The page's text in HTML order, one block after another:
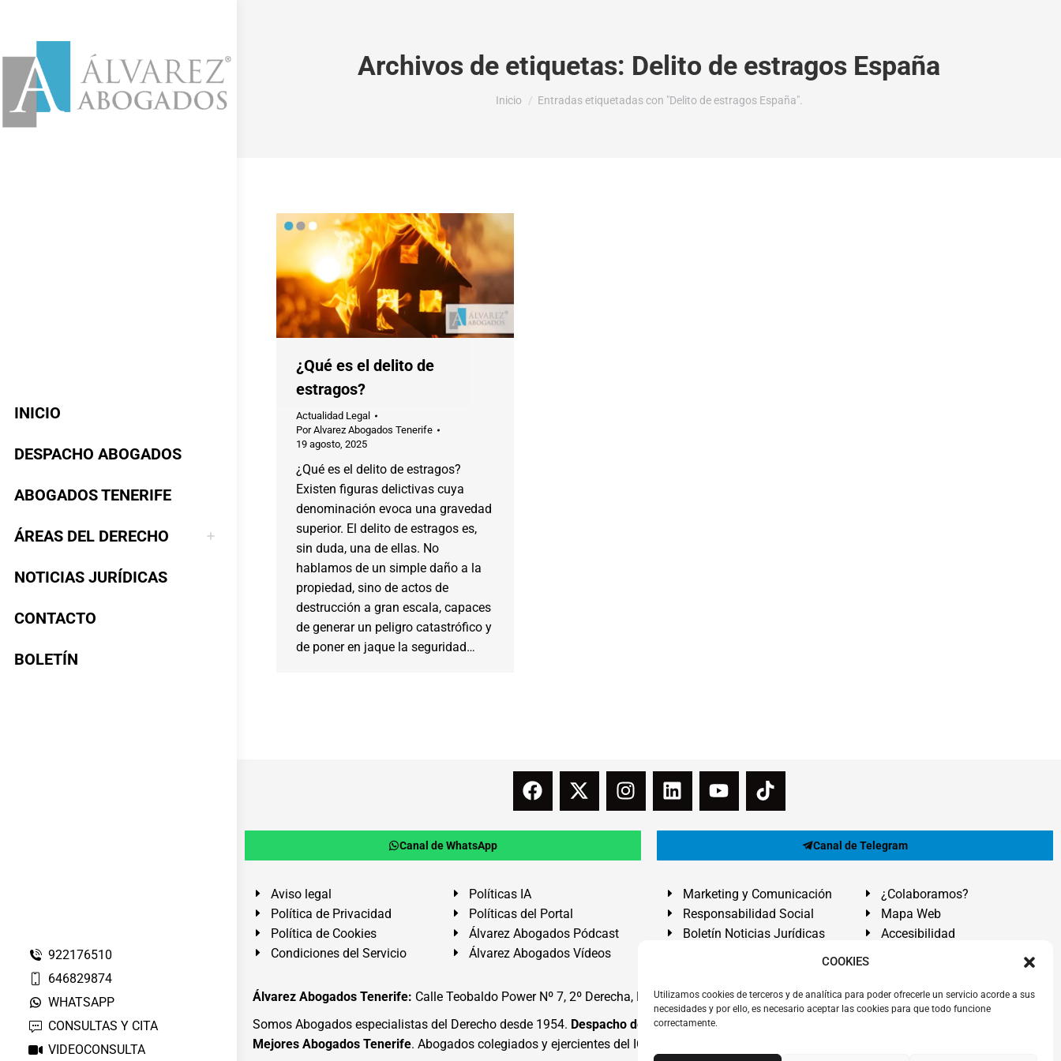
COOKIES
Utilizamos cookies de terceros y de analítica para poder ofrecerle un servicio acorde a sus
necesidades y por ello, es necesario aceptar las cookies para que todo funcione
correctamente.
INICIO
DESPACHO ABOGADOS
ABOGADOS TENERIFE
ÁREAS DEL DERECHO
NOTICIAS JURÍDICAS
CONTACTO
BOLETÍN
922176510
646829874
WHATSAPP
CONSULTAS Y CITA
VIDEOCONSULTA
Archivos de etiquetas: Delito de estragos España
Estás aquí:
Inicio Entradas etiquetadas con "Delito de estragos España".
¿Qué es el delito de
estragos?
Actualidad Legal
PorAlvarez Abogados Tenerife
19 agosto, 2025
¿Qué es el delito de estragos?
Existen figuras delictivas cuya
denominación evoca una gravedad
superior. El delito de estragos es,
sin duda, una de ellas. No
hablamos de un simple daño a la
propiedad, sino de actos de
destrucción a gran escala, capaces
de generar un peligro catastrófico y
de poner en jaque la seguridad…
Canal de WhatsApp Canal de Telegram
Aviso legal
Política de Privacidad
Política de Cookies
Condiciones del Servicio
Políticas IA
Políticas del Portal
Álvarez Abogados Pódcast
Álvarez Abogados Vídeos
Marketing y Comunicación
Responsabilidad Social
Boletín Noticias Jurídicas
¿Colaboramos?
Mapa Web
Accesibilidad
Álvarez Abogados Tenerife: Calle Teobaldo Power Nº 7, 2º Derecha, El Médano, Granadilla de Abona, Santa Cruz de Tenerife. Islas Canarias.
Somos Abogados especialistas del Derecho desde 1954. Despacho de Abogados El Médano
Mejores Abogados Tenerife. Abogados colegiados y ejercientes del ICATF.